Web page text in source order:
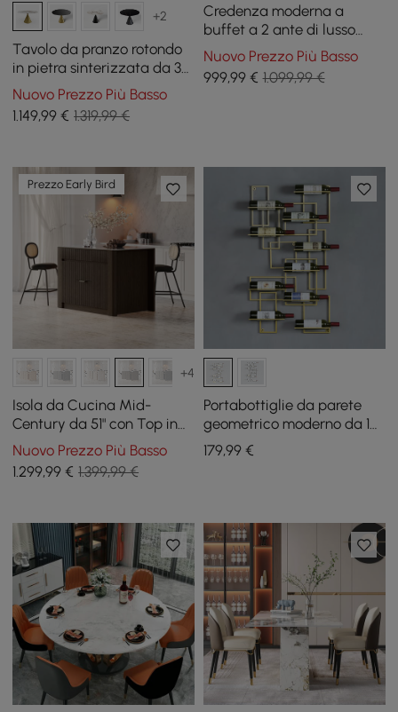
+2
Tavolo da pranzo rotondo
in pietra sinterizzata da 39"
con base in oro spazzolato
per 2 persone
Nuovo Prezzo Più Basso
1.149,99 € 1.319,99 €
Credenza moderna a
buffet a 2 ante di lusso
bianca con piano in pietra
sinterizzata in oro
Nuovo Prezzo Più Basso
999,99€ 1.099,99 €
Prezzo Early Bird
+4
Isola da Cucina Mid-
Century da 51" con Top in
Pietra Sinterizzata Lucida
e Contenitore, Marrone
Fumé
Nuovo Prezzo Più Basso
1.299,99 € 1.399,99 €
Portabottiglie da parete
geometrico moderno da 10
bottiglie
179,99€